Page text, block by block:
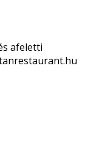
afeletti